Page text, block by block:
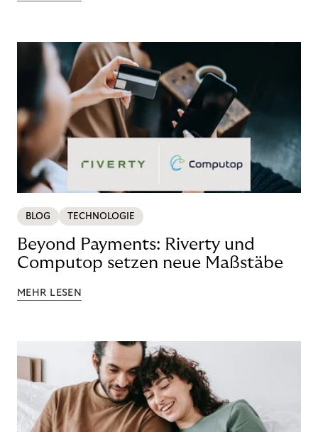
BLOG TECHNOLOGIE
Beyond Payments: Riverty und
Computop setzen neue Maßstäbe
MEHR LESEN